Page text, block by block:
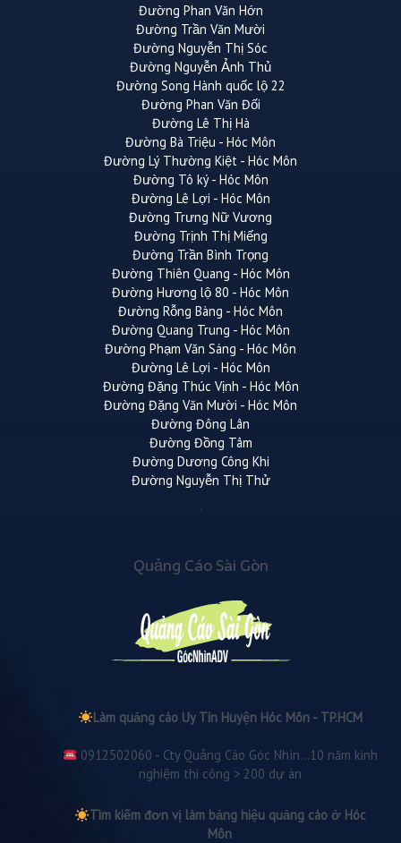
Đường Phan Văn Hớn
Đường Trần Văn Mười
Đường Nguyễn Thị Sóc
Đường Nguyễn Ảnh Thủ
Đường Song Hành quốc lộ 22
Đường Phan Văn Đối
Đường Lê Thị Hà
Đường Bà Triệu - Hóc Môn
Đường Lý Thường Kiệt - Hóc Môn
Đường Tô ký - Hóc Môn
Đường Lê Lợi - Hóc Môn
Đường Trưng Nữ Vương
Đường Trịnh Thị Miếng
Đường Trần Bình Trọng
Đường Thiên Quang - Hóc Môn
Đường Hương lộ 80 - Hóc Môn
Đường Rỗng Bàng - Hóc Môn
Đường Quang Trung - Hóc Môn
Đường Phạm Văn Sáng - Hóc Môn
Đường Lê Lợi - Hóc Môn
Đường Đặng Thúc Vịnh - Hóc Môn
Đường Đặng Văn Mười - Hóc Môn
Đường Đông Lân
Đường Đồng Tâm
Đường Dương Công Khi
Đường Nguyễn Thị Thử
Quảng Cáo Sài Gòn
Làm quảng cáo Uy Tín Huyện Hóc Môn - TP.HCM
0912502060 - Cty Quảng Cáo Góc Nhìn...10 năm kinh
nghiệm thi công > 200 dự án
Tìm kiếm đơn vị làm bảng hiệu quảng cáo ở Hóc
Môn